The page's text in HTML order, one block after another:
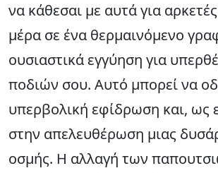
να κάθεσαι με αυτά για
μέρα σε ένα θερμαινόμενο
ουσιαστικά εγγύηση για
ποδιών σου. Αυτό μπορεί να
υπερβολική εφίδρωση και, ως
στην απελευθέρωση μιας
οσμής. Η αλλαγή των